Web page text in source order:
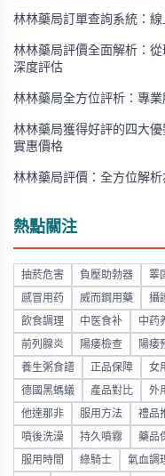
林林藥局訂單查詢系統：
林林藥局評價全面解析：
深度評估
林林藥局全方位評析：專
林林藥局獲得好評的四大
實惠價格
林林藥局評價：全方位解
熱點關注
抽菸危害 負壓助勃器 睪
感冒用药 威而鋼用藥 攝
飲食調理 中医食补 中药
前列腺炎 陽痿檢查 陽痿
養生粥食譜 正品保障 女
德國黑螞蟻 產品對比 外
他達那非 服用方法 禮品
噴後洗澡 持久噴霧 藥品
服用時間 綠騎士 氣血調